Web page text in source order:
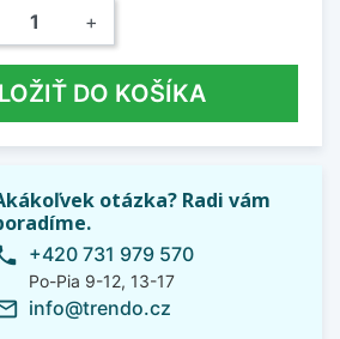
+
DO KOŠÍKA
otázka? Radi vám
+420 731 979 570
Po-Pia 9-12, 13-17
info@trendo.cz